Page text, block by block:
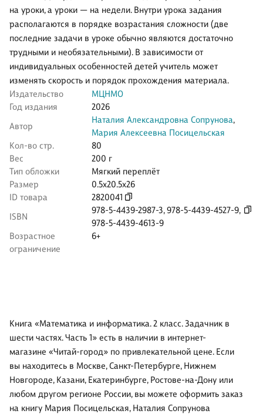
на уроки, а уроки — на недели. Внутри урока задания
располагаются в порядке возрастания сложности (две
последние задачи в уроке обычно являются достаточно
трудными и необязательными). В зависимости от
индивидуальных особенностей детей учитель может
изменять скорость и порядок прохождения материала.
Издательство
МЦНМО
Год издания
2026
Автор
Наталия Александровна Сопрунова,
Мария Алексеевна Посицельская
Кол-во стр.
80
Вес
200 г
Тип обложки
Мягкий переплёт
Размер
0.5x20.5x26
ID товара
2820041
ISBN
978-5-4439-2987-3,978-5-4439-4527-9,
978-5-4439-4613-9
Возрастное
ограничение
6+
Книга «Математика и информатика. 2 класс. Задачник в
шести частях. Часть 1» есть в наличии в интернет-
магазине «Читай-город» по привлекательной цене. Если
вы находитесь в Москве, Санкт-Петербурге, Нижнем
Новгороде, Казани, Екатеринбурге, Ростове-на-Дону или
любом другом регионе России, вы можете оформить заказ
на книгу Мария Посицельская, Наталия Сопрунова